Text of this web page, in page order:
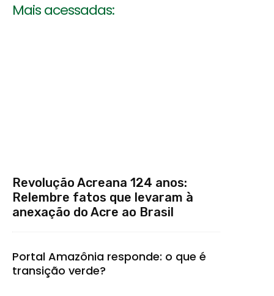
Mais acessadas:
Revolução Acreana 124 anos:
Relembre fatos que levaram à
anexação do Acre ao Brasil
Portal Amazônia responde: o que é
transição verde?